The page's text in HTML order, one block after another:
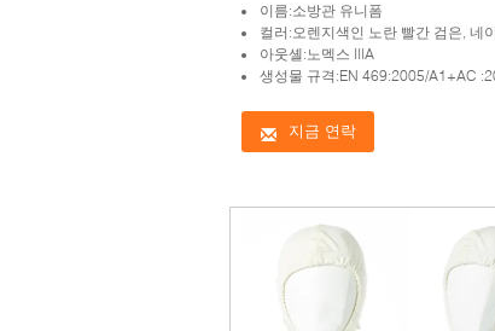
이름:소방관 유니폼
컬러:오렌지색인 노란 빨간 검은, 네
아웃셸:노멕스 IIIA
생성물 규격:EN 469:2005/A1+AC
지금 연락